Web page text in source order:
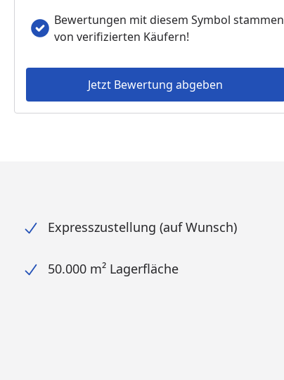
Bewertungen mit diesem Symbol stammen
von verifizierten Käufern!
Jetzt Bewertung abgeben
Expresszustellung (auf Wunsch)
50.000 m² Lagerfläche